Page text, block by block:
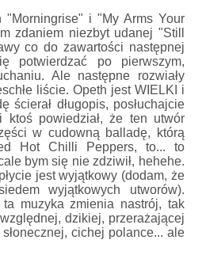
"Morningrise" i "My Arms Your
zdaniem niezbyt udanej "Still
co do zawartości następnej
potwierdzać po pierwszym,
Ale następne rozwiały
liście. Opeth jest WIELKI i
ścierał długopis, posłuchajcie
ktoś powiedział, że ten utwór
w cudowną balladę, którą
Hot Chilli Peppers, to... to
bym się nie zdziwił, hehehe.
jest wyjątkowy (dodam, że
wyjątkowych utworów).
muzyka zmienia nastrój, tak
dzikiej, przerażającej
cichej polance... ale